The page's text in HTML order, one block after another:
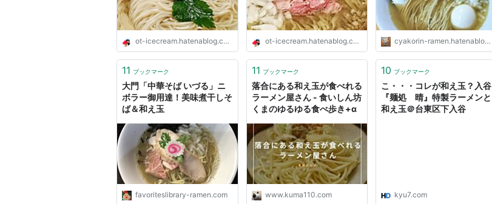
ot-icecream.hatenablog.com ot-icecream.hatenablog.com cyakorin-ramen.hatenablog.com
11 ブックマーク
大門「中華そば いづる」ニ
ボラー御用達！美味煮干しそ
ば＆和え玉
favoriteslibrary-ramen.com
11 ブックマーク
落合にある和え玉が食べれる
ラーメン屋さん - 食いしん坊
くまのゆるゆる食べ歩き+α
www.kuma110.com
10 ブックマーク
こ・・・コレが和え玉？入谷
『麺処 晴』特製ラーメンと
和え玉＠台東区下入谷
kyu7.com